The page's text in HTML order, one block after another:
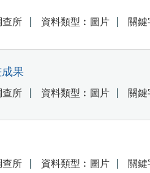
查所 資料類型︰圖片 關鍵
果
查所 資料類型︰圖片 關鍵
查所 資料類型︰圖片 關鍵